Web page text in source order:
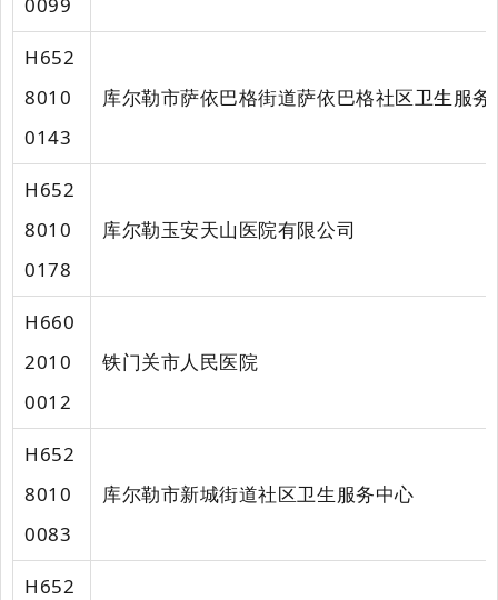
H652
8010
0143
库尔勒市萨依巴格街道萨依巴格社区卫生服务
H652
8010
0178
库尔勒玉安天山医院有限公司
H660
2010
0012
铁门关市人民医院
H652
8010
0083
库尔勒市新城街道社区卫生服务中心
H652